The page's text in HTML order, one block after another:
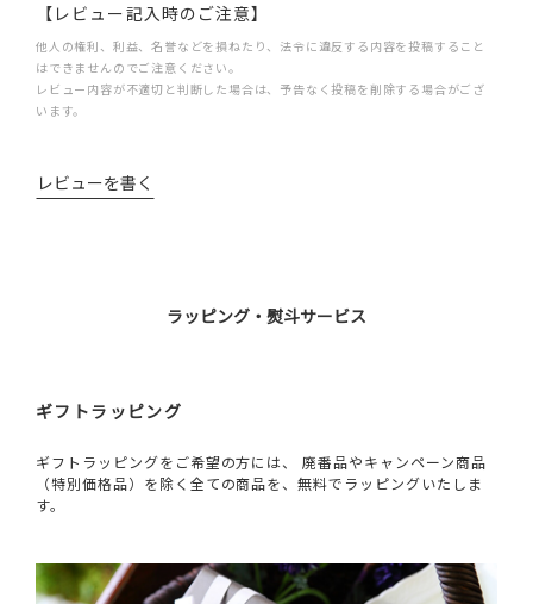
【レビュー記入時のご注意】
他人の権利、利益、名誉などを損ねたり、法令に違反する内容を投稿すること
はできませんのでご注意ください。
レビュー内容が不適切と判断した場合は、予告なく投稿を削除する場合がござ
います。
レビューを書く
ラッピング・熨斗サービス
ギフトラッピング
ギフトラッピングをご希望の方には、 廃番品やキャンペーン商品
（特別価格品）を除く全ての商品を、無料でラッピングいたしま
す。